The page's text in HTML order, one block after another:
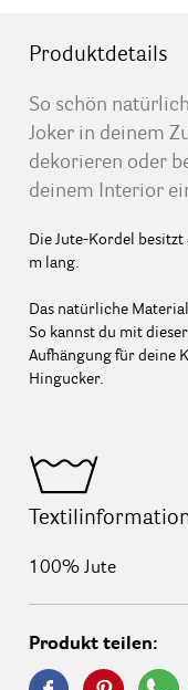
Produktdetails
So schön
Joker in deinem
dekorieren oder
deinem Interior
Die Jute-Kordel
m lang.
Das natürliche
So kannst du mit
Aufhängung für deine
Hingucker.
100% Jute
Produkt teilen: